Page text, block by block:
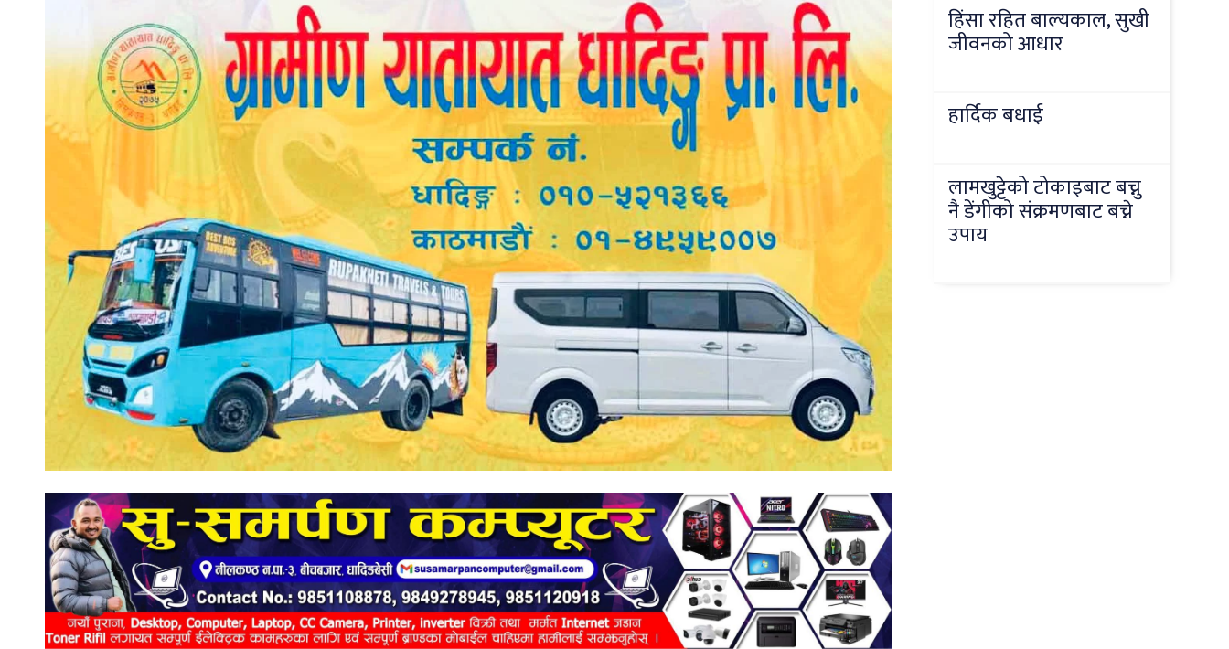
हिंसा रहित बाल्यकाल, सुखी
जीवनको आधार
हार्दिक बधाई
लामखुट्टेको टोकाइबाट बच्नु
नै डेंगीको संक्रमणबाट बच्ने
उपाय